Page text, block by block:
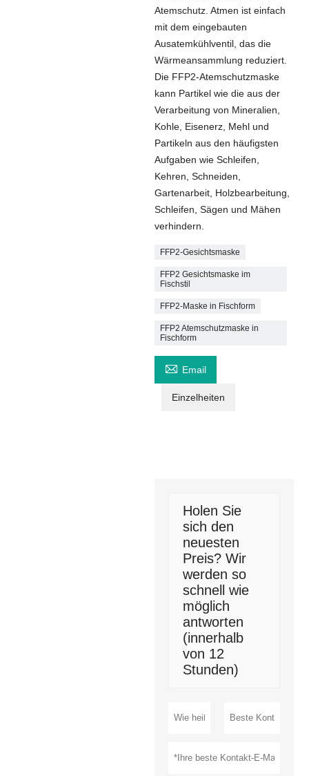
Atemschutz. Atmen ist einfach
mit dem eingebauten
Ausatemkühlventil, das die
Wärmeansammlung reduziert.
Die FFP2-Atemschutzmaske
kann Partikel wie die aus der
Verarbeitung von Mineralien,
Kohle, Eisenerz, Mehl und
Partikeln aus den häufigsten
Aufgaben wie Schleifen,
Kehren, Schneiden,
Gartenarbeit, Holzbearbeitung,
Schleifen, Sägen und Mähen
verhindern.
FFP2-Gesichtsmaske
FFP2 Gesichtsmaske im
Fischstil
FFP2-Maske in Fischform
FFP2 Atemschutzmaske in
Fischform
 Email
Einzelheiten
Holen Sie
sich den
neuesten
Preis? Wir
werden so
schnell wie
möglich
antworten
(innerhalb
von 12
Stunden)